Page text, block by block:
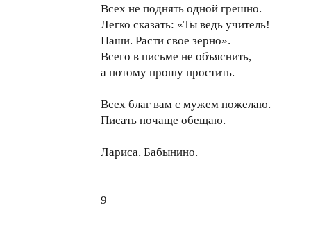
Всех не поднять одной грешно.
Легко сказать: «Ты ведь учитель!
Паши. Расти свое зерно».
Всего в письме не объяснить,
а потому прошу простить.
Всех благ вам с мужем пожелаю.
Писать почаще обещаю.
Лариса. Бабынино.
9